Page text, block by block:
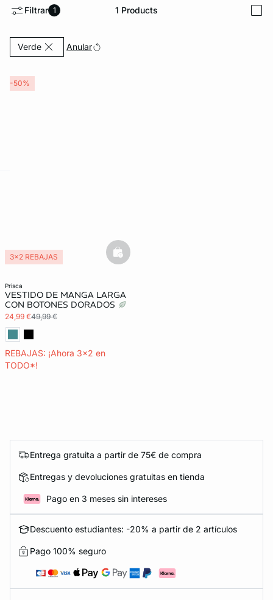
Filtrar 1 1 Products
VerdeCurrently Refined by Color: Verde
Anular
prisca
VESTIDO DE MANGA LARGA
CON BOTONES DORADOS
24,99 €49,99 €
REBAJAS: ¡Ahora 3x2 en
TODO*!
3x2 REBAJAS basketfull
-50%
Entrega gratuita a partir de 75€ de compra
Entregas y devoluciones gratuitas en tienda
Pago en 3 meses sin intereses
Descuento estudiantes: -20% a partir de 2 artículos
Pago 100% seguro